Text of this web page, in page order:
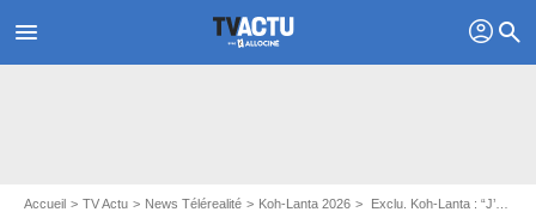
menu profil search
Accueil TV Actu News Télérealité Koh-Lanta 2026 Exclu. Koh-Lanta : “J’assume”, Karine explique le choix de son alliance avec Lionel